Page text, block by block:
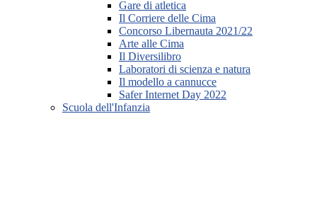
Gare di atletica
Il Corriere delle Cima
Concorso Libernauta 2021/22
Arte alle Cima
Il Diversilibro
Laboratori di scienza e natura
Il modello a cannucce
Safer Internet Day 2022
Scuola dell'Infanzia